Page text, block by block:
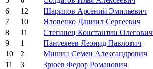
6
12 Шарипов Арсений Эмильевич
7
10 Яловенко Даниил Сергеевич
8
11 Степанец Константин Олегович
9
1 Пантелеев Леонид Павлович
10
2 Мишин Семен Александрович
11
3 Зрюев Федор Романович